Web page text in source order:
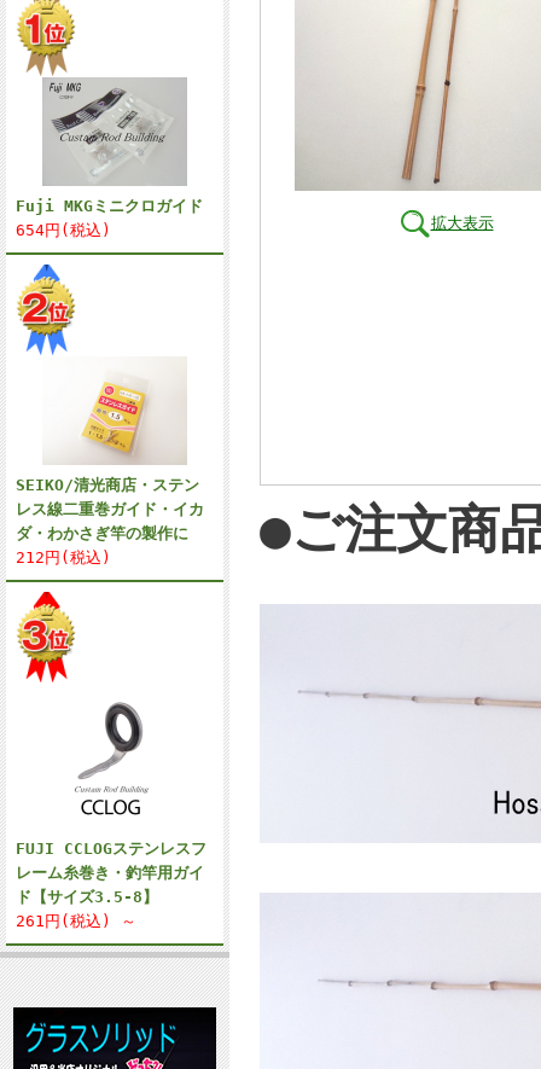
Fuji MKGミニクロガイド
654円(税込)
SEIKO/清光商店・ステン
レス線二重巻ガイド・イカ
ダ・わかさぎ竿の製作に
212円(税込)
FUJI CCLOGステンレスフ
レーム糸巻き・釣竿用ガイ
ド【サイズ3.5-8】
261円(税込) ～
拡大表示
●ご注文商